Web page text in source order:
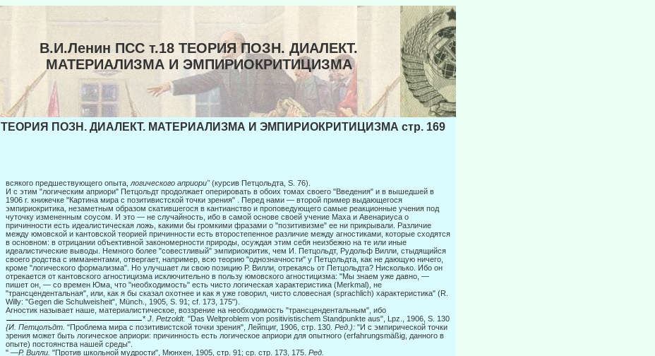
В.И.Ленин ПСС т.18 ТЕОРИЯ ПОЗН. ДИАЛЕКТ.
МАТЕРИАЛИЗМА И ЭМПИРИОКРИТИЦИЗМА
ТЕОРИЯ ПОЗН. ДИАЛЕКТ. МАТЕРИАЛИЗМА И ЭМПИРИОКРИТИЦИЗМА стр. 169
всякого предшествующего опыта, логического априори"(курсив Петцольдта, S. 76).
И с этим "логическим априори" Петцольдт продолжает оперировать в обоих томах своего "Введения" и в вышедшей в
1906 г. книжечке "Картина мира с позитивистской точки зрения" . Перед нами — второй пример выдающегося
эмпириокритика, незамет­ным образом скатившегося в кантианство и проповедующего самые реакционные уче­ния под
чуточку измененным соусом. И это — не случайность, ибо в самой основе сво­ей учение Маха и Авенариуса о
причинности есть идеалистическая ложь, какими бы громкими фразами о "позитивизме" ее ни прикрывали. Различие
между юмовской и кантовской теорией причинности есть второстепенное различие между агностиками, которые сходятся
в основном: в отрицании объективной закономерности природы, осуждая этим себя неизбежно на те или иные
идеалистические выводы. Немного более "совестливый" эмпириокритик, чем И. Петцольдт, Рудольф Вилли, стыдящийся
своего родства с имманентами, отвергает, например, всю теорию "однозначности" у Пет­цольдта, как не дающую ничего,
кроме "логического формализма". Но улучшает ли свою позицию Р. Вилли, отрекаясь от Петцольдта? Нисколько. Ибо он
отрекается от кантовского агностицизма исключительно в пользу юмовского агностицизма: "Мы зна­ем уже давно, —
пишет он, — со времен Юма, что "необходимость" есть чисто логиче­ская характеристика (Merkmal), не
"трансцендентальная", или, как я бы сказал охотнее и как я уже говорил, чисто словесная (sprachlich) характеристика" (R.
Willy: "Gegen die Schulweisheit", Münch., 1905, S. 91; cf. 173, 175").
Агностик называет наше, материалистическое, воззрение на необходимость "транс­цендентальным", ибо
* J. Petzoldt. "Das Weltproblem von positivistischem Standpunkte aus", Lpz., 1906, S. 130
{И. Петцолъдт. "Проблема мира с позитивистской точки зрения", Лейпциг, 1906, стр. 130. Ред.): "И с эмпирической точ­ки
зрения может быть логическое априори: причинность есть логическое априори для опытного (erfahrungsmäßig, данного в
опыте) постоянства нашей среды".
" —Р. Вилли. "Против школьной мудрости", Мюнхен, 1905, стр. 91; ср. стр. 173, 175. Ред.